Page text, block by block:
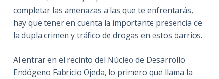
completar las amenazas a las que te enfrentarás,
hay que tener en cuenta la importante presencia de
la dupla crimen y tráfico de drogas en estos barrios.
Al entrar en el recinto del Núcleo de Desarrollo
Endógeno Fabricio Ojeda, lo primero que llama la